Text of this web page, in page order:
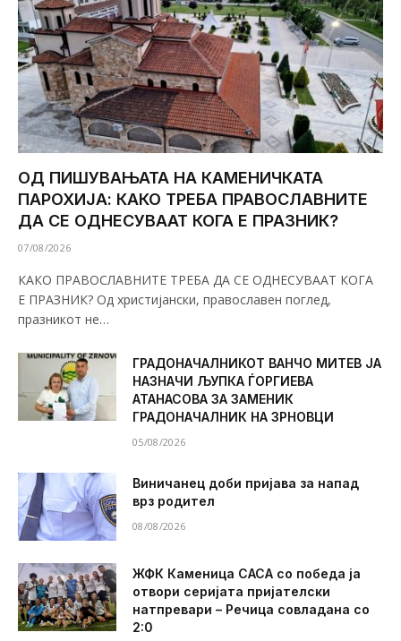
ОД ПИШУВАЊАТА НА КАМЕНИЧКАТА
ПАРОХИЈА: КАКО ТРЕБА ПРАВОСЛАВНИТЕ
ДА СЕ ОДНЕСУВААТ КОГА Е ПРАЗНИК?
07/08/2026
КАКО ПРАВОСЛАВНИТЕ ТРЕБА ДА СЕ ОДНЕСУВААТ КОГА
Е ПРАЗНИК? Од христијански, православен поглед,
празникот не…
ГРАДОНАЧАЛНИКОТ ВАНЧО МИТЕВ ЈА
НАЗНАЧИ ЉУПКА ЃОРГИЕВА
АТАНАСОВА ЗА ЗАМЕНИК
ГРАДОНАЧАЛНИК НА ЗРНОВЦИ
05/08/2026
Виничанец доби пријава за напад
врз родител
08/08/2026
ЖФК Каменица САСА со победа ја
отвори серијата пријателски
натпревари – Речица совладана со
2:0